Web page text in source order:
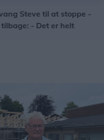
til at stoppe -
- Det er helt